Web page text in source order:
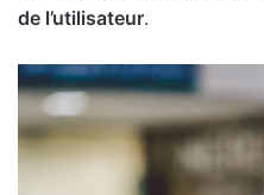
de l’utilisateur.